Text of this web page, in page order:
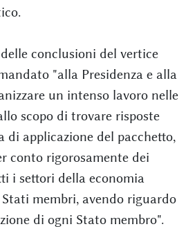
conclusioni del vertice
"alla Presidenza e alla
un intenso lavoro nelle
scopo di trovare risposte
di applicazione del pacchetto,
conto rigorosamente dei
i settori della economia
membri, avendo riguardo
di ogni Stato membro".